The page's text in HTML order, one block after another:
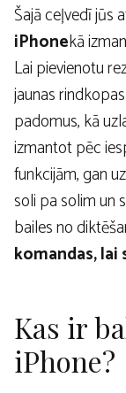
Šajā ceļvedī jūs
iPhonekā
Lai pievienotu
jaunas
padomus, kā
izmantot pēc
funkcijām, gan
soli pa solim un
bailes no
komandas,
Kas ir
iPhone?